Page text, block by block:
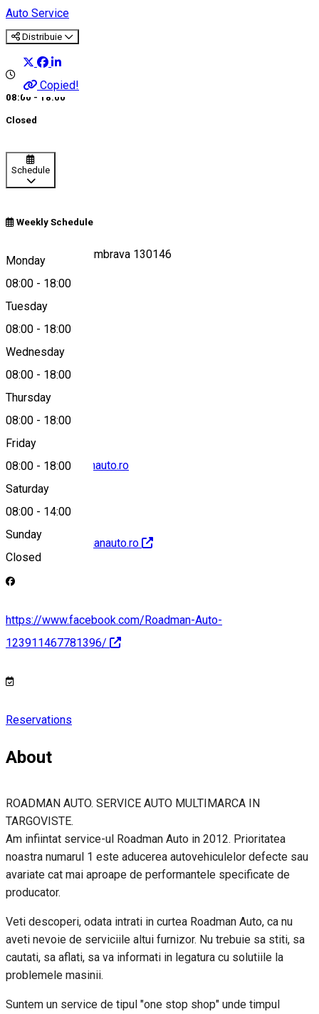
Auto Service
Distribuie
Copied!
08:00 - 18:00
Closed
Schedule
Weekly Schedule
Monday
08:00 - 18:00
Tuesday
08:00 - 18:00
Wednesday
08:00 - 18:00
Thursday
08:00 - 18:00
Friday
08:00 - 18:00
Saturday
08:00 - 14:00
Sunday
Closed
Roadman Auto Dumbrava 130146
Map
service@roadmanauto.ro
http://www.roadmanauto.ro
https://www.facebook.com/Roadman-Auto-
123911467781396/
Reservations
About
ROADMAN AUTO. SERVICE AUTO MULTIMARCA IN
TARGOVISTE.
Am infiintat service-ul Roadman Auto in 2012. Prioritatea
noastra numarul 1 este aducerea autovehiculelor defecte sau
avariate cat mai aproape de performantele specificate de
producator.
Veti descoperi, odata intrati in curtea Roadman Auto, ca nu
aveti nevoie de serviciile altui furnizor. Nu trebuie sa stiti, sa
cautati, sa aflati, sa va informati in legatura cu solutiile la
problemele masinii.
Suntem un service de tipul "one stop shop" unde timpul